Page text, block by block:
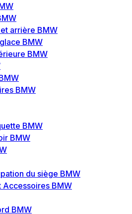
arrière BMW
BMW
BMW
BMW
BMW
BMW
du siège BMW
Accessoires BMW
BMW